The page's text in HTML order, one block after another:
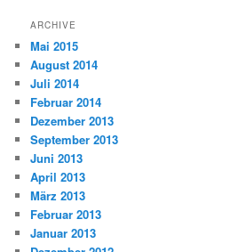
ARCHIVE
Mai 2015
August 2014
Juli 2014
Februar 2014
Dezember 2013
September 2013
Juni 2013
April 2013
März 2013
Februar 2013
Januar 2013